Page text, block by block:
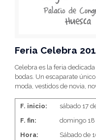
Feria Celebra
Celebra es la feria
bodas. Un escaparate
moda, vestidos de novia,
F. inicio:
sábado 17
F. fin:
domingo 18
Hora:
Sábado de